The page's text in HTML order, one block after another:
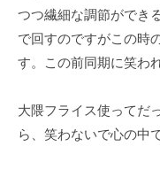
つつ繊細な調節ができ
で回すのですがこの時
す。この前同期に笑わ
大隈フライス使ってだ
ら、笑わないで心の中